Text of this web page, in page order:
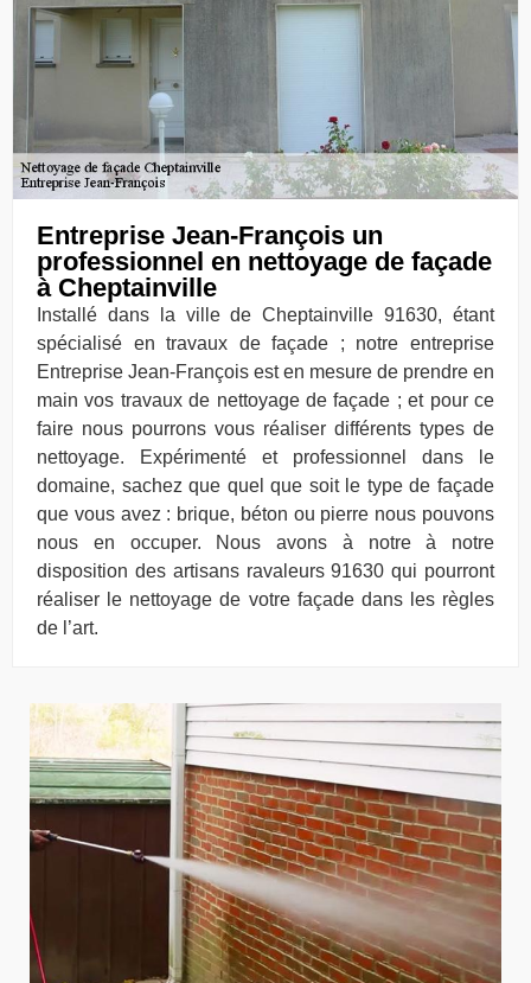
Entreprise Jean-François un
professionnel en nettoyage de façade
à Cheptainville
Installé dans la ville de Cheptainville 91630, étant
spécialisé en travaux de façade ; notre entreprise
Entreprise Jean-François est en mesure de prendre en
main vos travaux de nettoyage de façade ; et pour ce
faire nous pourrons vous réaliser différents types de
nettoyage. Expérimenté et professionnel dans le
domaine, sachez que quel que soit le type de façade
que vous avez : brique, béton ou pierre nous pouvons
nous en occuper. Nous avons à notre à notre
disposition des artisans ravaleurs 91630 qui pourront
réaliser le nettoyage de votre façade dans les règles
de l’art.